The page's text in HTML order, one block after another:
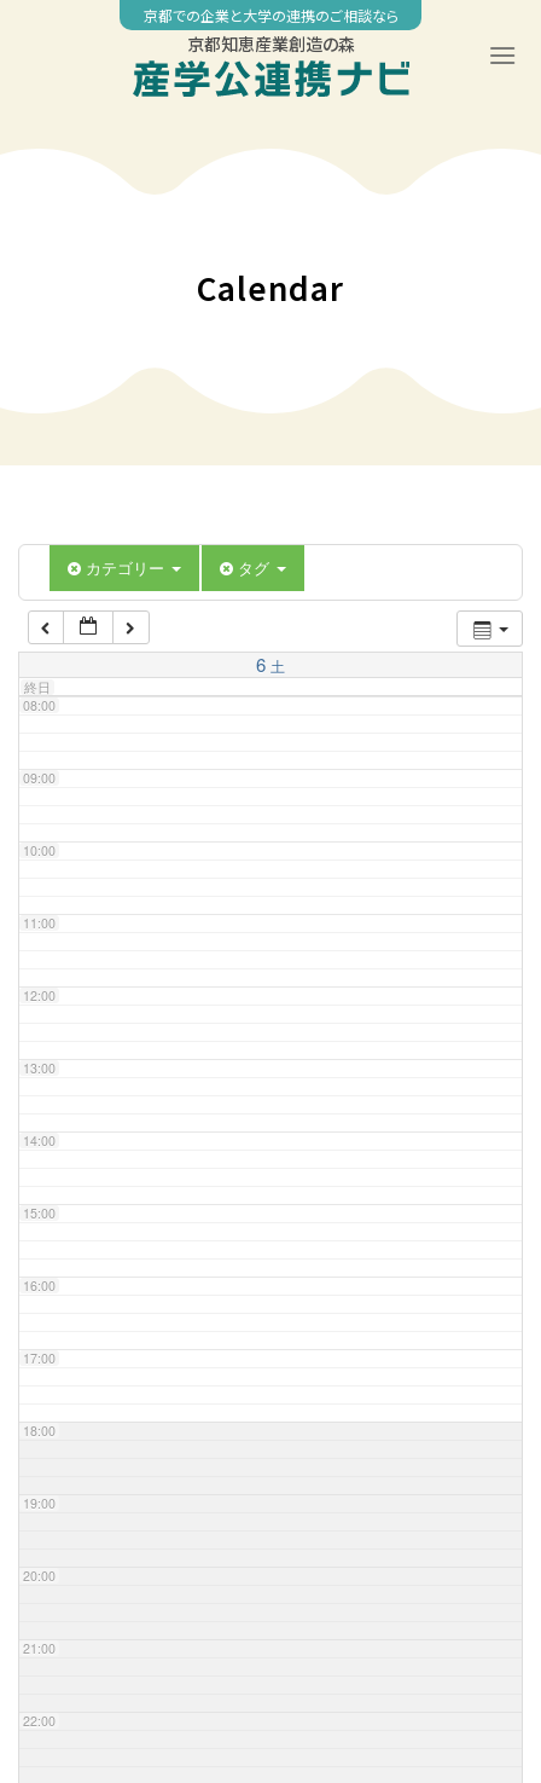
京都での企業と大学の連携のご相談なら
京都知恵産業創造の森
Calendar
カテゴリー タグ
6 土
終日
04:00
07:00
08:00
09:00
10:00
11:00
12:00
13:00
14:00
15:00
16:00
17:00
18:00
19:00
20:00
21:00
22:00